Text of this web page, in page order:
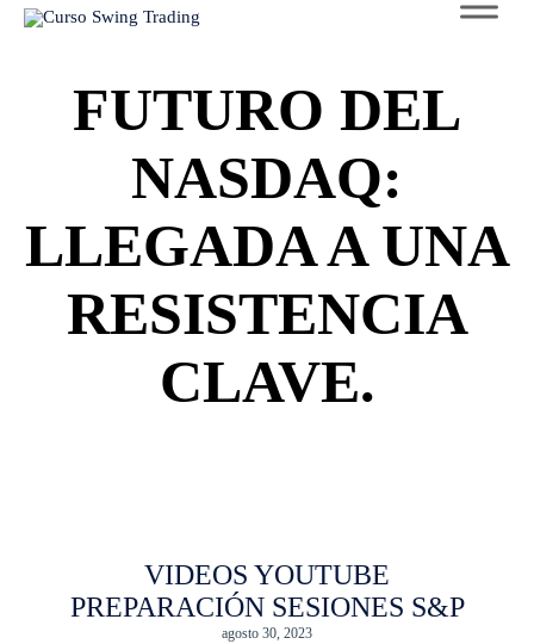
FUTURO DEL
NASDAQ:
LLEGADA A UNA
RESISTENCIA
CLAVE.
VIDEOS YOUTUBE
PREPARACIÓN SESIONES S&P
agosto 30, 2023